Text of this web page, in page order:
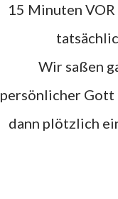
15 Minuten
Wir saßen ganz aufgeregt auf unseren Plätzen und haben gewartet dass unser
persönlicher Gott
dann plötzlich